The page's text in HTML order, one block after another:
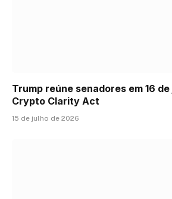
Trump reúne senadores em 16
Crypto Clarity Act
15 de julho de 2026